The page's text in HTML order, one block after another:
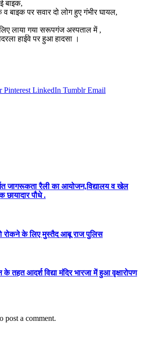
बाइक,
बाइक पर सवार दो लोग हुए गंभीर घायल,
लाया गया सरूपगंज अस्पताल में ,
हाईवे पर हुआ हादसा ।
Pinterest LinkedIn Tumblr Email
जागरूकता रैली का आयोजन,विद्यालय व खेल
छायादार पौधे .
रोकने के लिए मुस्तैद आबू राज पुलिस
के तहत आदर्श विद्या मंदिर भारजा में हुआ वृक्षारोपण
post a comment.